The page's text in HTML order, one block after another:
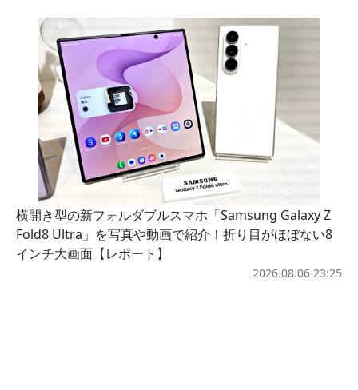
横開き型の新フォルダブルスマホ「Samsung Galaxy Z
Fold8 Ultra」を写真や動画で紹介！折り目がほぼない8
インチ大画面【レポート】
2026.08.06 23:25